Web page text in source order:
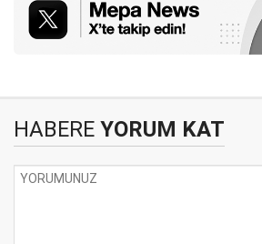
HABERE YORUM KAT